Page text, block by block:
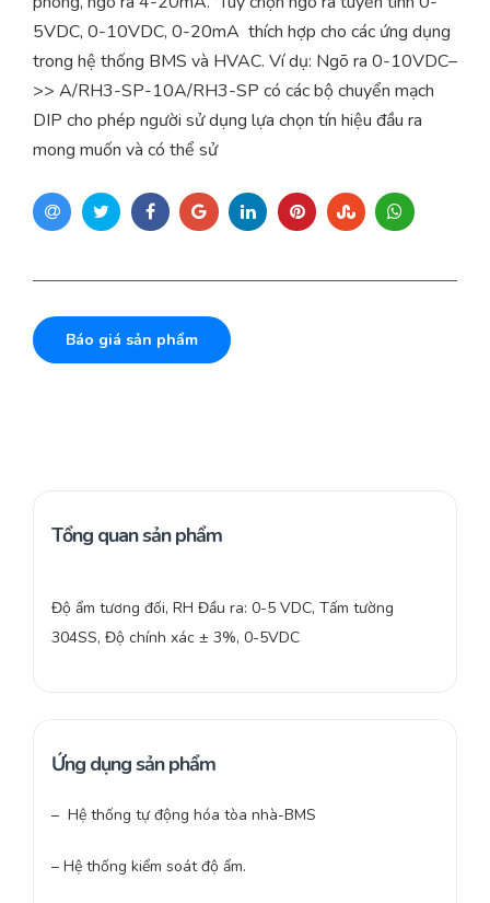
5VDC, 0-10VDC, 0-20mA thích hợp cho các ứng dụng
trong hệ thống BMS và HVAC. Ví dụ: Ngõ ra 0-10VDC–
>> A/RH3-SP-10A/RH3-SP có các bộ chuyển mạch
DIP cho phép người sử dụng lựa chọn tín hiệu đầu ra
mong muốn và có thể sử
Báo giá sản phẩm
Tổng quan sản phẩm
Độ ẩm tương đối, RH Đầu ra: 0-5 VDC, Tấm tường
304SS, Độ chính xác ± 3%, 0-5VDC
Ứng dụng sản phẩm
– Hệ thống tự động hóa tòa nhà-BMS
– Hệ thống kiểm soát độ ẩm.